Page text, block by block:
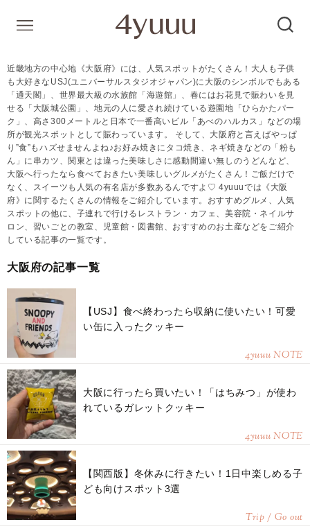
近畿地方の中心地《大阪府》には、人気スポットがたくさん！大人も子供
も大好きなUSJ(ユニバーサルスタジオジャパン)に大阪のシンボルでもある
「通天閣」、世界最大級の水族館「海遊館」、春にはお花見で賑わいを見
せる「大阪城公園」、地元の人に愛され続けている遊園地「ひらかたパー
ク」、高さ300メートルと日本で一番高いビル「あべのハルカス」などの場
所が観光スポットとして賑わっています。 そして、大阪府と言えばやっぱ
り”食”もハズせませんよね♪お好み焼きにタコ焼き、ネギ焼きなどの「粉も
ん」に串カツ、関東とは違った美味しさに感動間違い無しのうどんなど、
大阪へ行ったなら食べておきたい美味しいグルメがたくさん！ご飯だけで
なく、スイーツも人気の有名店が多数あるんですよ♡ 4yuuuでは《大阪
府》に関するたくさんの情報をご紹介しています。おすすめグルメ、人気
スポットの他に、子連れで行けるレストラン・カフェ、美容院・ネイルサ
ロン、習いごとの教室、児童館・図書館、おすすめのお土産などをご紹介
している記事の一覧です。
大阪府の記事一覧
【USJ】食べ終わったら収納に使いたい！可愛
い缶に入ったクッキー
4yuuu NOTE
大阪に行ったら買いたい！「はちみつ」が使わ
れているガレットクッキー
4yuuu NOTE
【関西版】冬休みに行きたい！1日中楽しめる子
ども向けスポット3選
Trip / Go out